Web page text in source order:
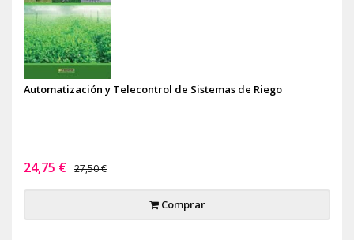
Automatización y Telecontrol de Sistemas de Riego
24,75 € 27,50 €
Comprar